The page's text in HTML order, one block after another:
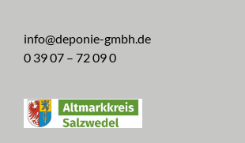
info@deponie-gmbh.de
0 39 07 – 72 09 0